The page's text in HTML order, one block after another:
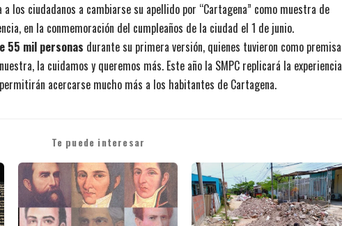
a los ciudadanos a cambiarse su apellido por “Cartagena” como muestra de
en la conmemoración del cumpleaños de la ciudad el 1 de junio.
55 mil personas durante su primera versión, quienes tuvieron como premisa
la cuidamos y queremos más. Este año la SMPC replicará la experiencia
acercarse mucho más a los habitantes de Cartagena.
Te puede interesar